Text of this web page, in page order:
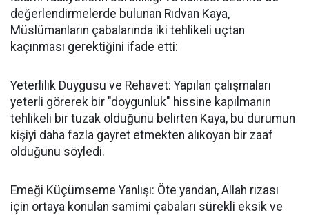
değerlendirmelerde bulunan Rıdvan Kaya,
Müslümanların çabalarında iki tehlikeli uçtan
kaçınması gerektiğini ifade etti:
Yeterlilik Duygusu ve Rehavet: Yapılan çalışmaları
yeterli görerek bir "doygunluk" hissine kapılmanın
tehlikeli bir tuzak olduğunu belirten Kaya, bu durumun
kişiyi daha fazla gayret etmekten alıkoyan bir zaaf
olduğunu söyledi.
Emeği Küçümseme Yanlışı: Öte yandan, Allah rızası
için ortaya konulan samimi çabaları sürekli eksik ve